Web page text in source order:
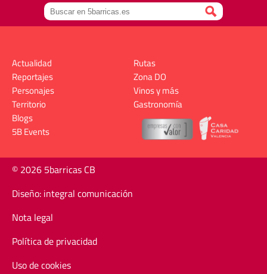
Actualidad
Reportajes
Personajes
Territorio
Rutas
Zona DO
Vinos y más
Gastronomía
Blogs
5B Events
© 2026 5barricas CB
Diseño: integral comunicación
Nota legal
Política de privacidad
Uso de cookies